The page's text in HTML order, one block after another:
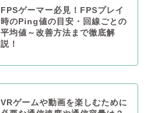
FPSゲーマー必見！FPSプレイ
時のPing値の目安・回線ごとの
平均値～改善方法まで徹底解
説！
VRゲームや動画を楽しむために